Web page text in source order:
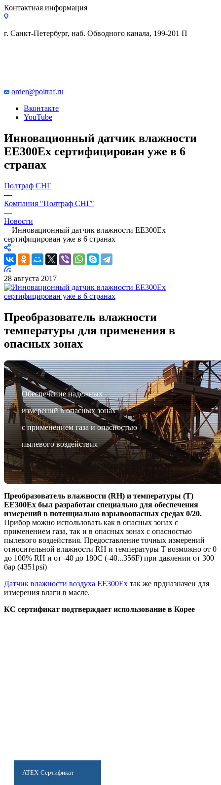
Контактная информация
г. Санкт-Петербург, наб. Обводного канала, 199-201 П
order@poltraf.ru
Вконтакте
YouTube
Инновационный датчик влажности
ЕЕ300Ех сертифицирован уже в 6
странах
Полтраф СНГ
—
Компания "Полтраф СНГ"
—
Новости
—Инновационный датчик влажности ЕЕ300Ех
сертифицирован уже в 6 странах
28 августа 2017
Преобразователь влажности
температуры для применения в
опасных зонах
Обеспечение надежных
измерений в опасных зонах
с применением газа и опасностью
пылевого воздействия
Преобразователь влажности (RH) и температуры (Т)
EE300Ex был разработан специально для обеспечения
измерений в потенциально взрывоопасных средах 0/20.
Прибор можно использовать как в опасных зонах с
применением газа, так и в опасных зонах с опасностью
пылевого воздействия. Предоставление точных измерений
относительной влажности RH и температуры Т возможно от 0
до 100% RH и от -40 до 180С (-40...356F) при давлении от 300
бар (4351psi)
Датчик влажности воздуха EE300Ex так же прдназначен для
измерения влаги в масле.
КС сертификат подтверждает использование в Корее
ATEX-Сертификат